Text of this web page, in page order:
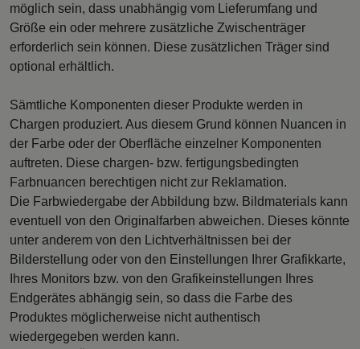
möglich sein, dass unabhängig vom Lieferumfang und
Größe ein oder mehrere zusätzliche Zwischenträger
erforderlich sein können. Diese zusätzlichen Träger sind
optional erhältlich.
Sämtliche Komponenten dieser Produkte werden in
Chargen produziert. Aus diesem Grund können Nuancen in
der Farbe oder der Oberfläche einzelner Komponenten
auftreten. Diese chargen- bzw. fertigungsbedingten
Farbnuancen berechtigen nicht zur Reklamation.
Die Farbwiedergabe der Abbildung bzw. Bildmaterials kann
eventuell von den Originalfarben abweichen. Dieses könnte
unter anderem von den Lichtverhältnissen bei der
Bilderstellung oder von den Einstellungen Ihrer Grafikkarte,
Ihres Monitors bzw. von den Grafikeinstellungen Ihres
Endgerätes abhängig sein, so dass die Farbe des
Produktes möglicherweise nicht authentisch
wiedergegeben werden kann.